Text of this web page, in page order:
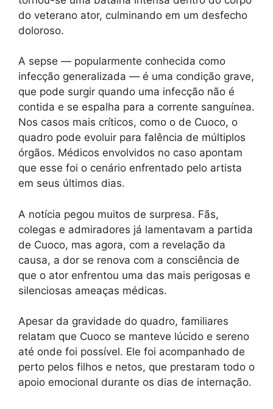
do veterano ator, culminando em um desfecho
doloroso.
A sepse — popularmente conhecida como
infecção generalizada — é uma condição grave,
que pode surgir quando uma infecção não é
contida e se espalha para a corrente sanguínea.
Nos casos mais críticos, como o de Cuoco, o
quadro pode evoluir para falência de múltiplos
órgãos. Médicos envolvidos no caso apontam
que esse foi o cenário enfrentado pelo artista
em seus últimos dias.
A notícia pegou muitos de surpresa. Fãs,
colegas e admiradores já lamentavam a partida
de Cuoco, mas agora, com a revelação da
causa, a dor se renova com a consciência de
que o ator enfrentou uma das mais perigosas e
silenciosas ameaças médicas.
Apesar da gravidade do quadro, familiares
relatam que Cuoco se manteve lúcido e sereno
até onde foi possível. Ele foi acompanhado de
perto pelos filhos e netos, que prestaram todo o
apoio emocional durante os dias de internação.